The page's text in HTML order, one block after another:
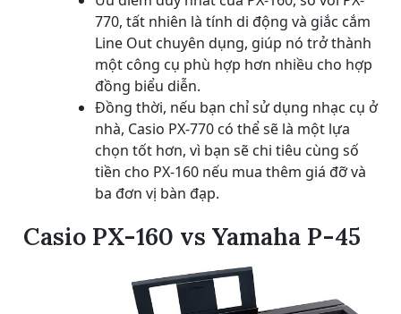
770, tất nhiên là tính di động và giắc cắm
Line Out chuyên dụng, giúp nó trở thành
một công cụ phù hợp hơn nhiều cho hợp
đồng biểu diễn.
Đồng thời, nếu bạn chỉ sử dụng nhạc cụ ở
nhà, Casio PX-770 có thể sẽ là một lựa
chọn tốt hơn, vì bạn sẽ chi tiêu cùng số
tiền cho PX-160 nếu mua thêm giá đỡ và
ba đơn vị bàn đạp.
Casio PX-160 vs Yamaha P-45